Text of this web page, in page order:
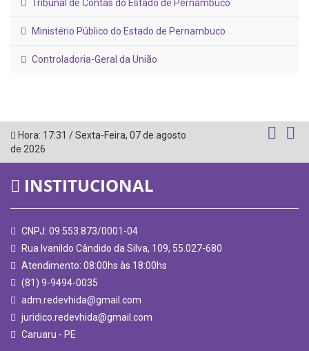
Tribunal de Contas do Estado de Pernambuco
Ministério Público do Estado de Pernambuco
Controladoria-Geral da União
Hora: 17:31 /Sexta-Feira, 07 de agosto
de 2026
INSTITUCIONAL
CNPJ: 09.553.873/0001-04
Rua Ivanildo Cândido da Silva, 109, 55.027-680
Atendimento: 08:00hs às 18:00hs
(81) 9-9494-0035
adm.redevhida@gmail.com
juridico.redevhida@gmail.com
Caruaru - PE